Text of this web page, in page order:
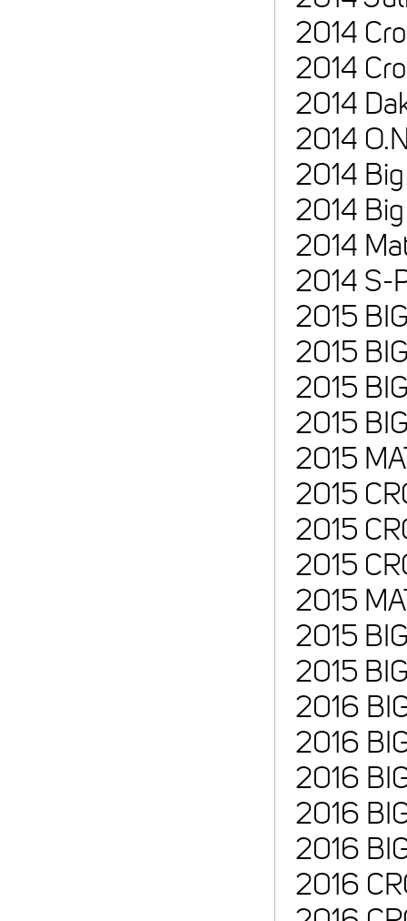
2014
2014
2014
2014
2014
2014
2014
2014 S-
2015
2015
2015
2015
2015
2015
2015
2015
2015
2015
2015
2016
2016
2016
2016
2016
2016